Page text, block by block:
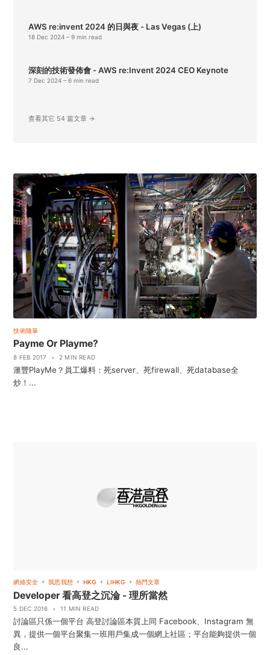
AWS re:invent 2024 的日與夜 - Las Vegas (上)
18 Dec 2024 – 9 min read
深刻的技術發佈會 - AWS re:Invent 2024 CEO Keynote
7 Dec 2024 – 6 min read
查看其它 54 篇文章 →
技術隨筆
Payme Or Playme?
8 FEB 2017 • 2 MIN READ
滙豐PlayMe？員工爆料：死server、死firewall、死database全
炒！...
網絡安全 + 我思我想 + HKG + LIHKG + 熱門文章
Developer 看高登之沉淪 - 理所當然
5 DEC 2016 • 11 MIN READ
討論區只係一個平台 高登討論區本質上同 Facebook、Instagram 無
異，提供一個平台聚集一班用戶集成一個網上社區；平台能夠提供一個
良...